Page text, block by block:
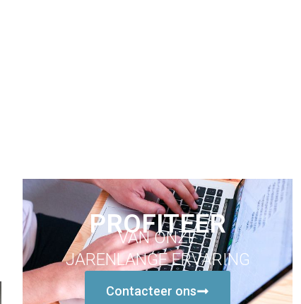
PROFITEER
VAN ONZE
JARENLANGE ERVARING
Contacteer ons